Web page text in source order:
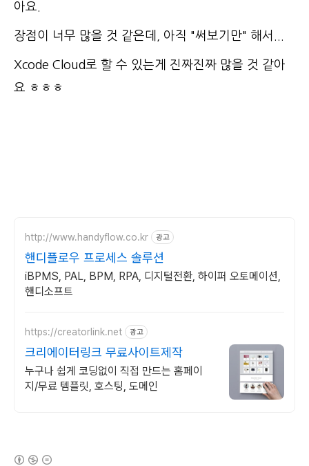
아요.
장점이 너무 많을 것 같은데, 아직 "써보기만" 해서...
Xcode Cloud로 할 수 있는게 진짜진짜 많을 것 같아
요 ㅎㅎㅎ
http://www.handyflow.co.kr 광고
핸디플로우 프로세스 솔루션
iBPMS, PAL, BPM, RPA, 디지털전환, 하이퍼 오토메이션,
핸디소프트
https://creatorlink.net 광고
크리에이터링크 무료사이트제작
누구나 쉽게 코딩없이 직접 만드는 홈페이
지/무료 템플릿, 호스팅, 도메인